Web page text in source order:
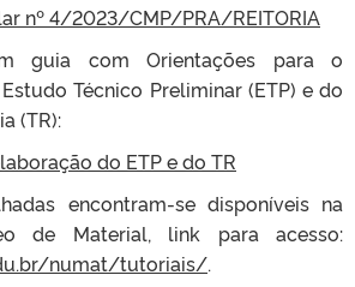
nº 4/2023/CMP/PRA/REITORIA
guia com Orientações para o
Técnico Preliminar (ETP) e do
(TR):
do ETP e do TR
encontram-se disponíveis na
de Material, link para acesso:
numat/tutoriais/.